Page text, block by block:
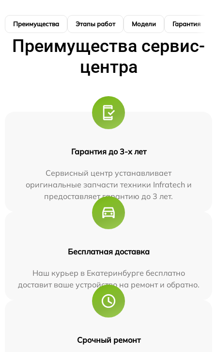
Преимущества Этапы работ Модели Гарантия
Преимущества сервис-
центра
Гарантия до 3-х лет
Сервисный центр устанавливает
оригинальные запчасти техники Infratech и
предоставляет гарантию до 3 лет.
Бесплатная доставка
Наш курьер в Екатеринбурге бесплатно
доставит ваше устройство на ремонт и обратно.
Срочный ремонт